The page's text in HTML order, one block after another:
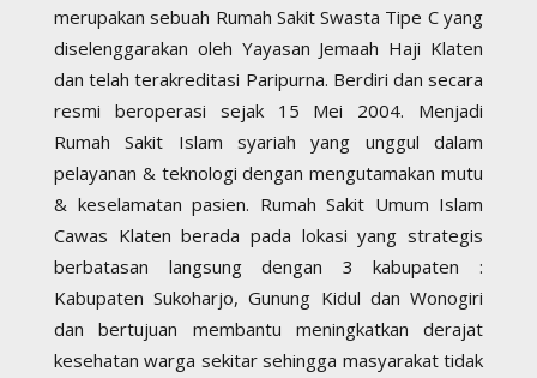
merupakan sebuah Rumah Sakit Swasta Tipe C yang
diselenggarakan oleh Yayasan Jemaah Haji Klaten
dan telah terakreditasi Paripurna. Berdiri dan secara
resmi beroperasi sejak 15 Mei 2004. Menjadi
Rumah Sakit Islam syariah yang unggul dalam
pelayanan & teknologi dengan mengutamakan mutu
& keselamatan pasien. Rumah Sakit Umum Islam
Cawas Klaten berada pada lokasi yang strategis
berbatasan langsung dengan 3 kabupaten :
Kabupaten Sukoharjo, Gunung Kidul dan Wonogiri
dan bertujuan membantu meningkatkan derajat
kesehatan warga sekitar sehingga masyarakat tidak